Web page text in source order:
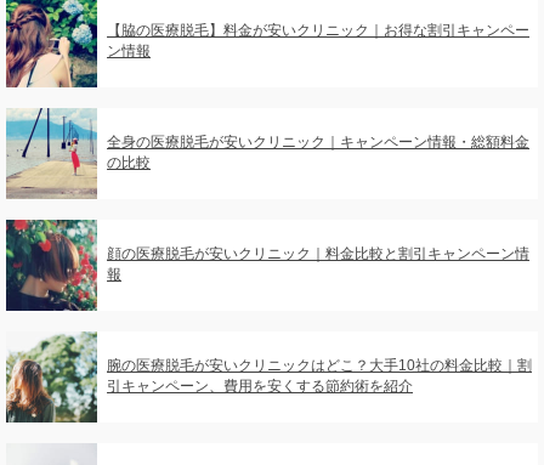
【脇の医療脱毛】料金が安いクリニック｜お得な割引キャンペー
ン情報
全身の医療脱毛が安いクリニック｜キャンペーン情報・総額料金
の比較
顔の医療脱毛が安いクリニック｜料金比較と割引キャンペーン情
報
腕の医療脱毛が安いクリニックはどこ？大手10社の料金比較｜割
引キャンペーン、費用を安くする節約術を紹介